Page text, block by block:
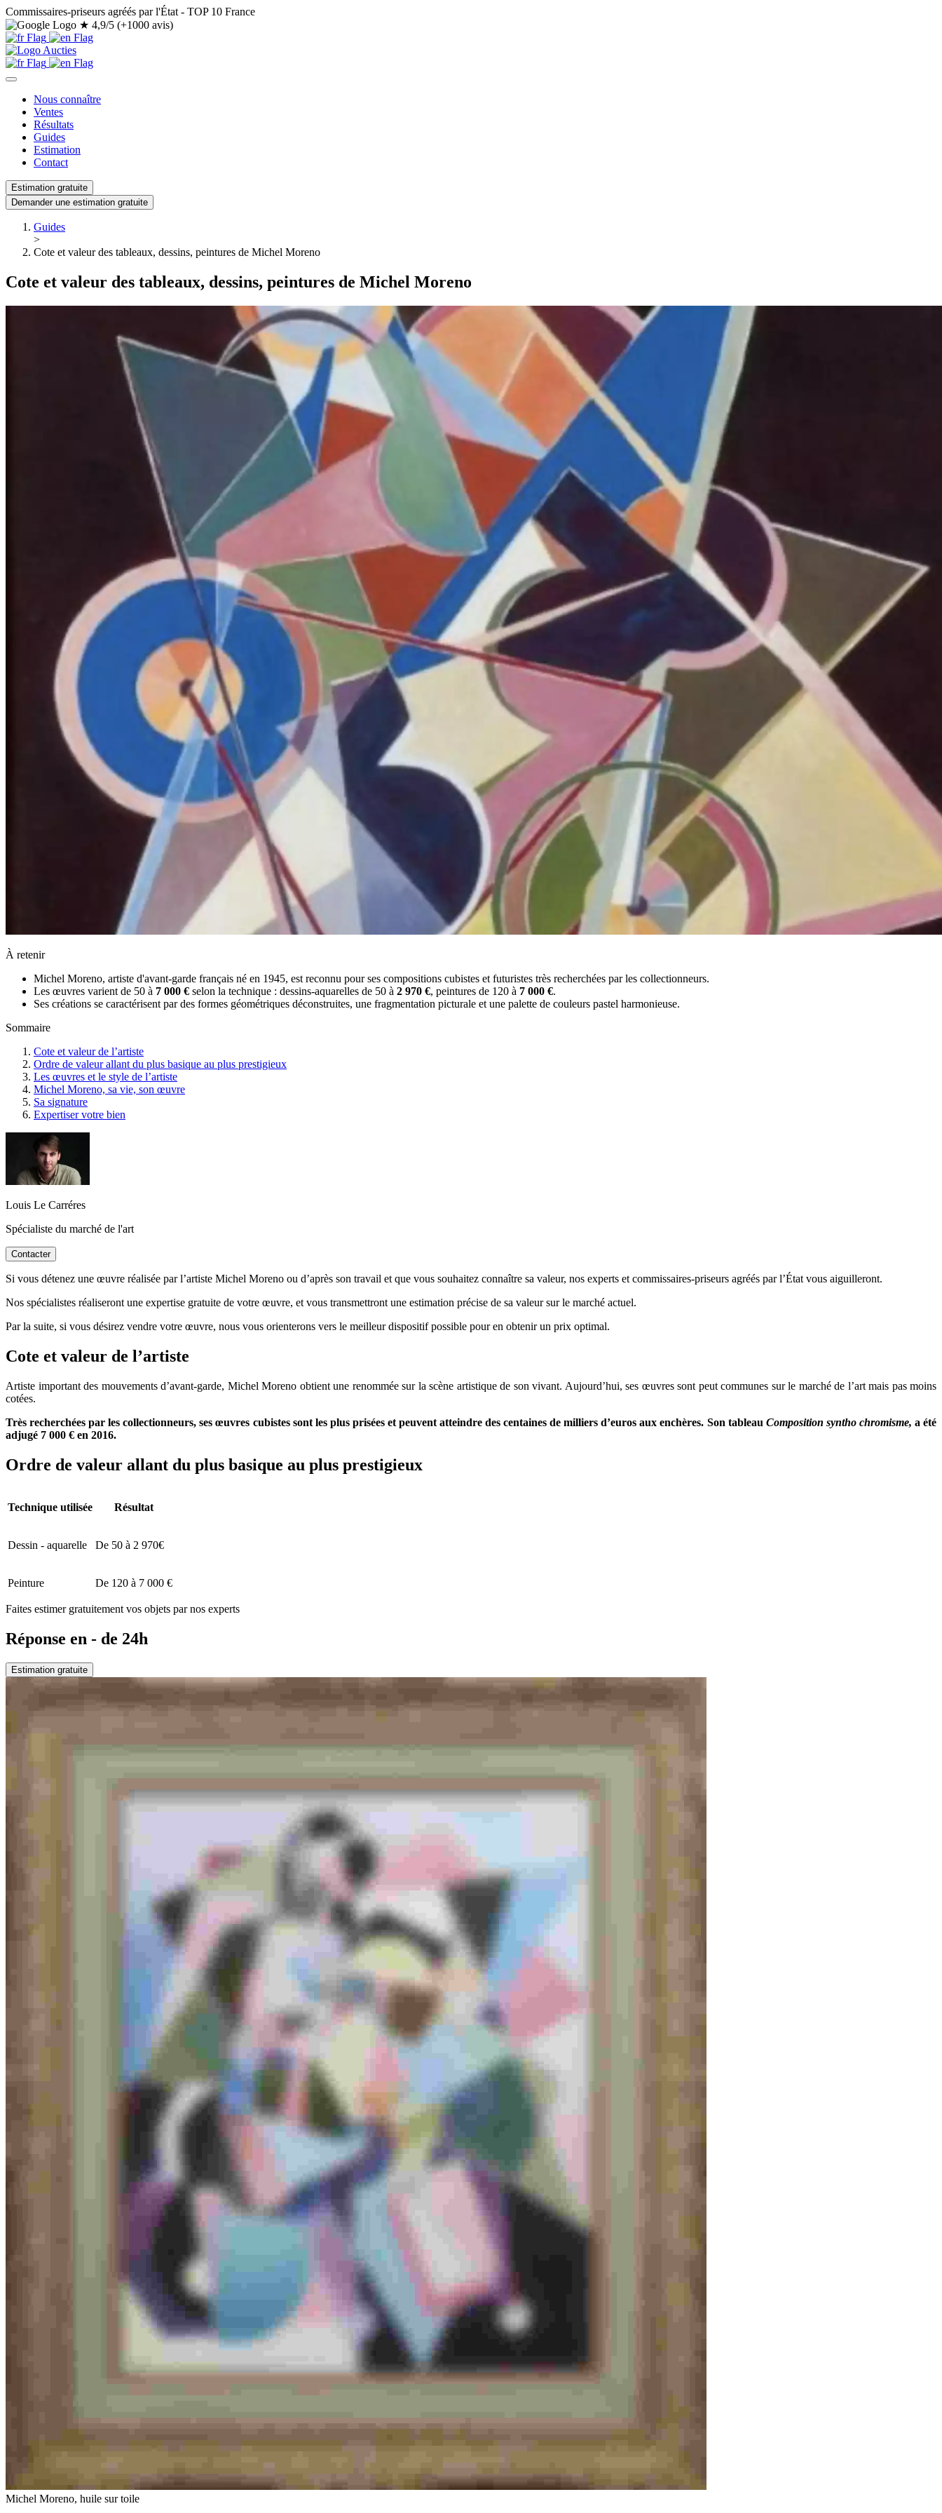
Commissaires-priseurs agréés par l'État - TOP 10 France
★ 4,9/5 (+1000 avis)
Nous connaître
Ventes
Résultats
Guides
Estimation
Contact
Estimation gratuite
Demander une estimation gratuite
Guides
>
Cote et valeur des tableaux, dessins, peintures de Michel Moreno
Cote et valeur des tableaux, dessins, peintures de Michel Moreno
À retenir
Michel Moreno, artiste d'avant-garde français né en 1945, est reconnu pour ses compositions cubistes et futuristes très recherchées par les collectionneurs.
Les œuvres varient de 50 à 7 000 € selon la technique : dessins-aquarelles de 50 à 2 970 €, peintures de 120 à 7 000 €.
Ses créations se caractérisent par des formes géométriques déconstruites, une fragmentation picturale et une palette de couleurs pastel harmonieuse.
Sommaire
Cote et valeur de l’artiste
Ordre de valeur allant du plus basique au plus prestigieux
Les œuvres et le style de l’artiste
Michel Moreno, sa vie, son œuvre
Sa signature
Expertiser votre bien
Louis Le Carréres
Spécialiste du marché de l'art
Contacter
Si vous détenez une œuvre réalisée par l’artiste Michel Moreno ou d’après son travail et que vous souhaitez connaître sa valeur, nos experts et commissaires-priseurs agréés par l’État vous aiguilleront.
Nos spécialistes réaliseront une expertise gratuite de votre œuvre, et vous transmettront une estimation précise de sa valeur sur le marché actuel.
Par la suite, si vous désirez vendre votre œuvre, nous vous orienterons vers le meilleur dispositif possible pour en obtenir un prix optimal.
Cote et valeur de l’artiste
Artiste important des mouvements d’avant-garde, Michel Moreno obtient une renommée sur la scène artistique de son vivant. Aujourd’hui, ses œuvres sont peut communes sur le marché de l’art mais pas moins
cotées.
Très recherchées par les collectionneurs, ses œuvres cubistes sont les plus prisées et peuvent atteindre des centaines de milliers d’euros aux enchères. Son tableau Composition syntho chromisme, a été
adjugé 7 000 € en 2016.
Ordre de valeur allant du plus basique au plus prestigieux
Technique utilisée Résultat
Dessin - aquarelle De 50 à 2 970€
Peinture De 120 à 7 000 €
Faites estimer gratuitement vos objets par nos experts
Réponse en - de 24h
Estimation gratuite
Michel Moreno, huile sur toile